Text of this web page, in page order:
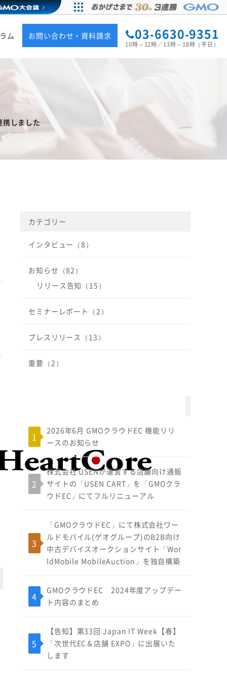
ム お問い合わせ・資料請求 03-6630-9351
10時～12時／13時～18時（平日）
しました
カテゴリー
インタビュー（8）
お知らせ（82）
リリース告知（15）
セミナーレポート（2）
プレスリリース（13）
重要（2）
2026年6月 GMOクラウドEC 機能リリ
ースのお知らせ
株式会社 USENが運営する店舗向け通販
サイトの「USEN CART」を「GMOクラ
ウドEC」にてフルリニューアル
「GMOクラウドEC」にて株式会社ワー
ルドモバイル(ゲオグループ)のB2B向け
中古デバイスオークションサイト「Wor
ldMobile MobileAuction」を独自構築
GMOクラウドEC 2024年度アップデー
ト内容のまとめ
【告知】第33回 Japan IT Week【春】
「次世代EC＆店舗 EXPO」に出展いた
します